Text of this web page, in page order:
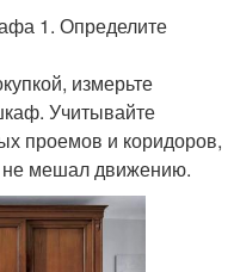
1. Определите
измерьте
Учитывайте
проемов и коридоров,
не мешал движению.